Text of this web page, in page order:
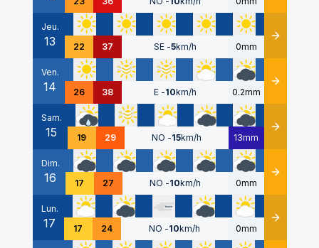
Jeu.
13 22 37 SE -5km/h 0mm Détails
Ven.
14 26 38 E -10km/h 0.2mm Détails
Sam.
15 19 29 NO -15km/h 13mm Détails
Dim.
16 17 27 NO -10km/h 0mm Détails
Lun.
17 17 24 NO -10km/h 0mm Détails